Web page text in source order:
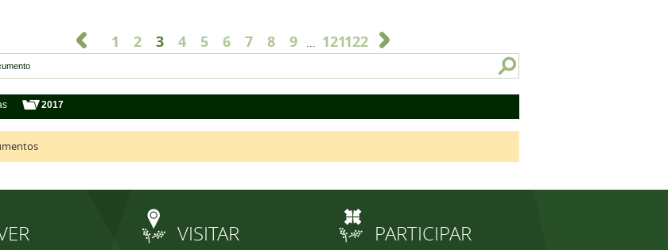
1 2 3 4 5 6 7 8 9 ... 121122
2017
VISITAR PARTICIPAR